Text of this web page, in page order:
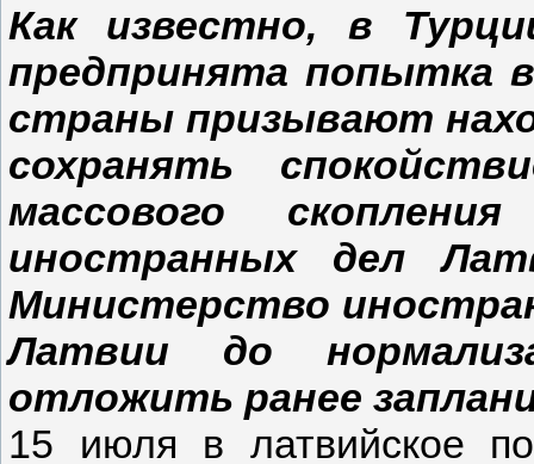
Как известно, в
предпринята попытка
страны призывают
сохранять
массового
иностранных дел
Министерство
Латвии до
отложить ранее
15 июля в латвийское